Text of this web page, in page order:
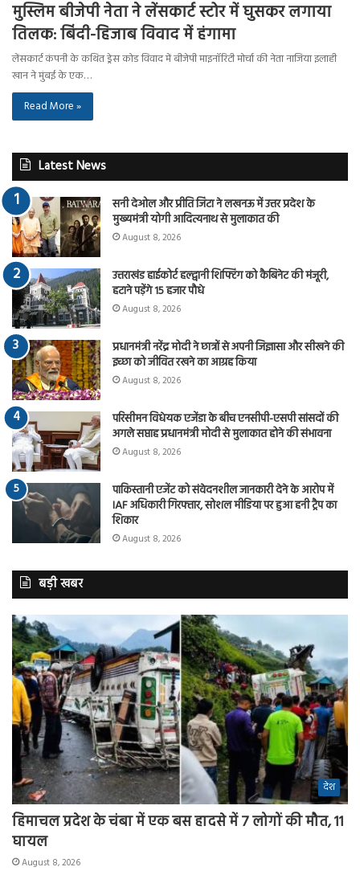
मुस्लिम बीजेपी नेता ने लेंसकार्ट स्टोर में घुसकर लगाया
तिलक: बिंदी-हिजाब विवाद में हंगामा
लेंसकार्ट कंपनी के कथित ड्रेस कोड विवाद में बीजेपी माइनॉरिटी मोर्चा की नेता नाजिया इलाही
खान ने मुंबई के एक…
Read More »
Latest News
सनी देओल और प्रीति जिंटा ने लखनऊ में उत्तर प्रदेश के
मुख्यमंत्री योगी आदित्यनाथ से मुलाकात की
August 8, 2026
उत्तराखंड हाईकोर्ट हल्द्वानी शिफ्टिंग को कैबिनेट की मंजूरी,
हटाने पड़ेंगे 15 हजार पौधे
August 8, 2026
प्रधानमंत्री नरेंद्र मोदी ने छात्रों से अपनी जिज्ञासा और सीखने की
इच्छा को जीवित रखने का आग्रह किया
August 8, 2026
परिसीमन विधेयक एजेंडा के बीच एनसीपी-एसपी सांसदों की
अगले सप्ताह प्रधानमंत्री मोदी से मुलाकात होने की संभावना
August 8, 2026
पाकिस्तानी एजेंट को संवेदनशील जानकारी देने के आरोप में
IAF अधिकारी गिरफ्तार, सोशल मीडिया पर हुआ हनी ट्रैप का
शिकार
August 8, 2026
बड़ी खबर
देश
हिमाचल प्रदेश के चंबा में एक बस हादसे में 7 लोगों की मौत, 11
घायल
August 8, 2026